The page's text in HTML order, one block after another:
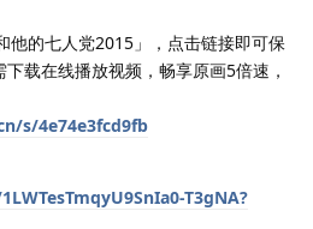
他的七人党2015」，点击链接即可保
载在线播放视频，畅享原画5倍速，
s/4e74e3fcd9fb
T3gNA?